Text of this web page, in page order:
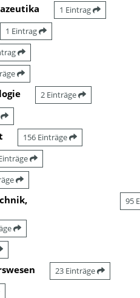
1 Eintrag
1 Eintrag
2 Einträge
156 Einträge
95
23 Einträge